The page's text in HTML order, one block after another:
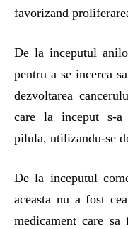
favorizand
De la inceputul
pentru a se incerca
dezvoltarea
care la inceput s-a
pilula, utilizandu-se
De la inceputul
aceasta nu a fost
medicament care